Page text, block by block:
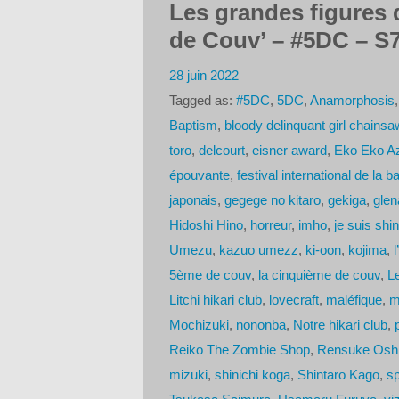
Les grandes figures
de Couv’ – #5DC –
28 juin 2022
Tagged as: #5DC, 5DC, Anamorphosis
Baptism, bloody delinquant girl
toro, delcourt, eisner award, Eko Eko
épouvante, festival international de la
japonais, gegege no kitaro, gekiga,
Hidoshi Hino, horreur, imho, je suis
Umezu, kazuo umezz, ki-oon, kojima,
5ème de couv, la cinquième de couv,
Litchi hikari club, lovecraft, maléfique,
Mochizuki, nononba, Notre hikari club,
Reiko The Zombie Shop, Rensuke
mizuki, shinichi koga, Shintaro Kago,